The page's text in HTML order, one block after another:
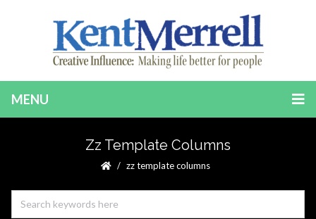
MENU
Zz Template Columns
zz template columns